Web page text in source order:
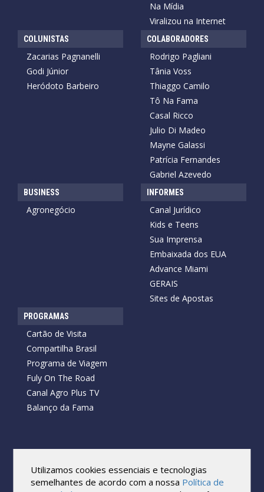
Na Mídia
Viralizou na Internet
COLUNISTAS
Zacarias Pagnanelli
Godi Júnior
Heródoto Barbeiro
COLABORADORES
Rodrigo Pagliani
Tânia Voss
Thiaggo Camilo
Tô Na Fama
Casal Ricco
Julio Di Madeo
Mayne Galassi
Patrícia Fernandes
Gabriel Azevedo
BUSINESS
Agronegócio
INFORMES
Canal Jurídico
Kids e Teens
Sua Imprensa
Embaixada dos EUA
Advance Miami
GERAIS
Sites de Apostas
PROGRAMAS
Cartão de Visita
Compartilha Brasil
Programa de Viagem
Fuly On The Road
Canal Agro Plus TV
Balanço da Fama
Todos os direitos reservados.
Reprodução no todo ou em parte sob qualquer forma ou meio,
sem expressa autorização por escrito do Cartão de Visita, é
Utilizamos cookies essenciais e tecnologias
semelhantes de acordo com a nossa Política de